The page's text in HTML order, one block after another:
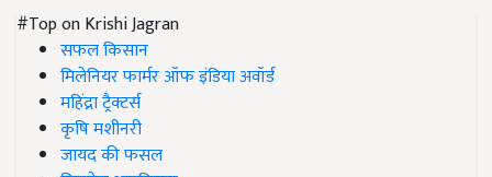
#Top on Krishi Jagran
सफल किसान
मिलेनियर फार्मर ऑफ इंडिया अवॉर्ड
महिंद्रा ट्रैक्टर्स
कृषि मशीनरी
जायद की फसल